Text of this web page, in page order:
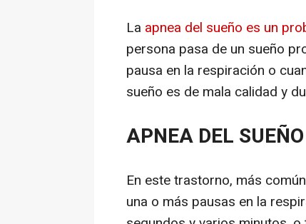
La apnea del sueño es un
persona pasa de un sueño
pausa en la respiración o
sueño es de mala calidad y
APNEA DEL SUEÑO
En este trastorno, más
una o más pausas en la